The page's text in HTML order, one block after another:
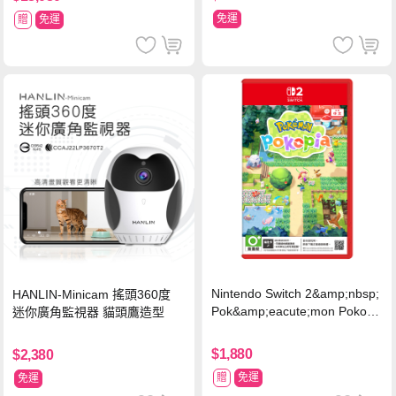
贈 免運 免運
HANLIN-Minicam 搖頭360度
迷你廣角監視器 貓頭鷹造型
$2,380
免運
Nintendo Switch 2&amp;nbsp;
Pok&amp;eacute;mon Pokopi
$1,880
贈 免運